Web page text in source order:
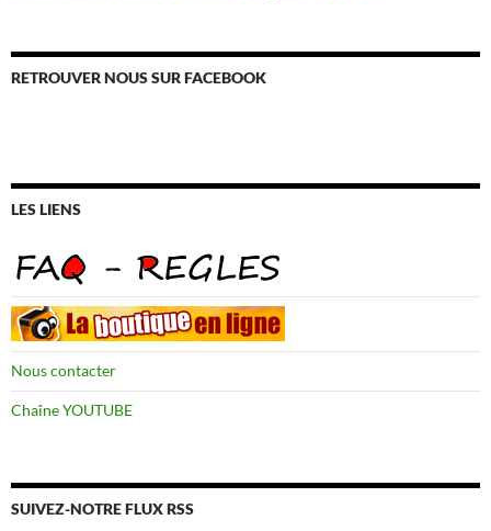
RETROUVER NOUS SUR FACEBOOK
LES LIENS
Nous contacter
Chaîne YOUTUBE
SUIVEZ-NOTRE FLUX RSS